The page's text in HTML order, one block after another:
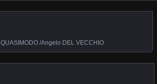
QUASIMODO /Angelo DEL VECCHIO